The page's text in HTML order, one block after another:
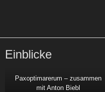
ZUM
SPRINGEN
Einblicke
Paxoptimarerum – zusammen
mit Anton Biebl